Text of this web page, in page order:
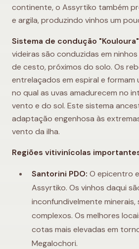
continente, o Assyrtiko também
e argila, produzindo vinhos um
Sistema de condução
videiras são conduzidas em
de cesto, próximos do solo. Os
entrelaçados em espiral e
no qual as uvas amadurecem no
vento e do sol. Este sistema
adaptação engenhosa às
vento da ilha.
Regiões vitivinícolas
Santorini PDO: O epicentro
Assyrtiko. Os vinhos daqui
inconfundivelmente minerais,
complexos. Os melhores
cotas mais elevadas em
Megalochori.